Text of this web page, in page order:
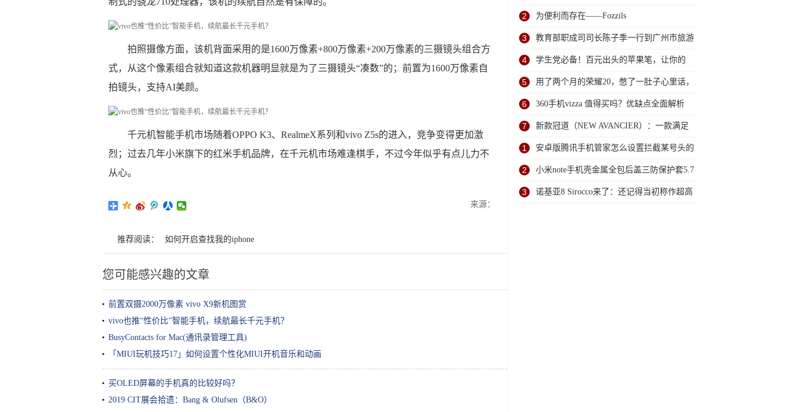
拍照摄像方面，该机背面采用的是1600万像素+800万像素+200万像素的三摄镜头组合方
式，从这个像素组合就知道这款机器明显就是为了三摄镜头“凑数”的；前置为1600万像素自
拍镜头，支持AI美颜。
千元机智能手机市场随着OPPO K3、RealmeX系列和vivo Z5s的进入，竞争变得更加激
烈；过去几年小米旗下的红米手机品牌，在千元机市场难逢棋手，不过今年似乎有点儿力不
从心。
来源：
推荐阅读： 如何开启查找我的iphone
您可能感兴趣的文章
前置双摄2000万像素 vivo X9新机图赏
vivo也推“性价比”智能手机，续航最长千元手机？
BusyContacts for Mac(通讯录管理工具)
「MIUI玩机技巧17」如何设置个性化MIUI开机音乐和动画
买OLED屏幕的手机真的比较好吗？
2019 CIT展会拾遗：Bang & Olufsen（B&O）
2 为便利而存在——Fozzils
3 教育部职成司司长陈子季一行到广州市旅游
商务职业学校考察调研
4 学生党必备！百元出头的苹果笔，让你的
iPad成为学习神器
5 用了两个月的荣耀20，憋了一肚子心里话，
今天终于一吐为快
6 360手机vizza 值得买吗？优缺点全面解析
7 新款冠道（NEW AVANCIER）：一款满足
任何苛刻要求的SUV
1 安卓版腾讯手机管家怎么设置拦截某号头的
骚扰电话
2 小米note手机壳金属全包后盖三防保护套5.7
寸防摔防尘
3 诺基亚8 Sirocco来了：还记得当初称作超高